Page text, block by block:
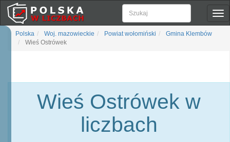
Polska Woj. mazowieckie Powiat wołomiński
Gmina Klembów
Wieś Ostrówek
Wieś Ostrówek w
liczbach